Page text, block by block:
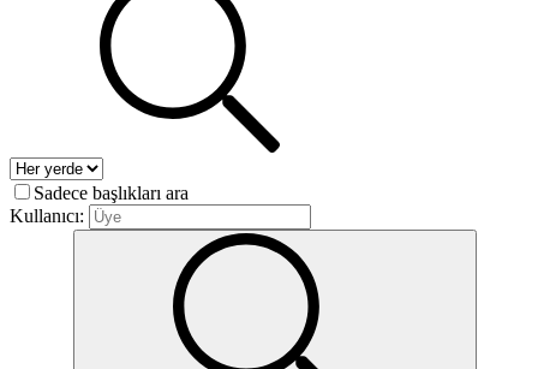
Sadece başlıkları ara
Kullanıcı: